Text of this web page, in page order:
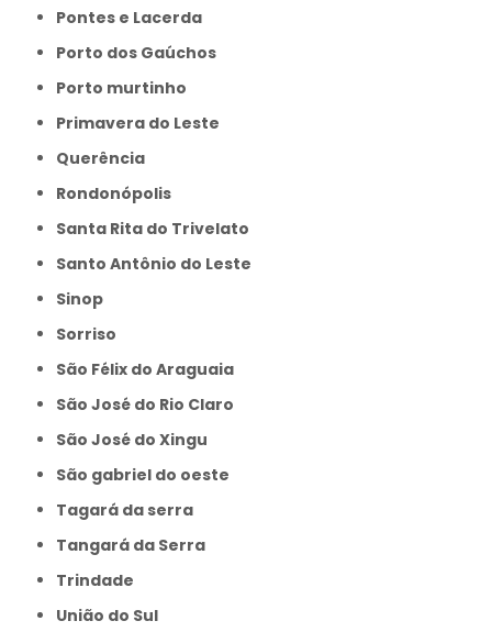
Pontes e Lacerda
Porto dos Gaúchos
Porto murtinho
Primavera do Leste
Querência
Rondonópolis
Santa Rita do Trivelato
Santo Antônio do Leste
Sinop
Sorriso
São Félix do Araguaia
São José do Rio Claro
São José do Xingu
São gabriel do oeste
Tagará da serra
Tangará da Serra
Trindade
União do Sul